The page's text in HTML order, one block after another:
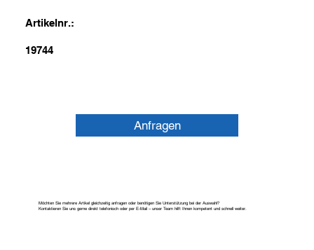
Artikelnr.:
19744
Anfragen
Möchten Sie mehrere Artikel gleichzeitig anfragen oder benötigen Sie Unterstützung bei der Auswahl?
Kontaktieren Sie uns gerne direkt telefonisch oder per E-Mail – unser Team hilft Ihnen kompetent und schnell weiter.